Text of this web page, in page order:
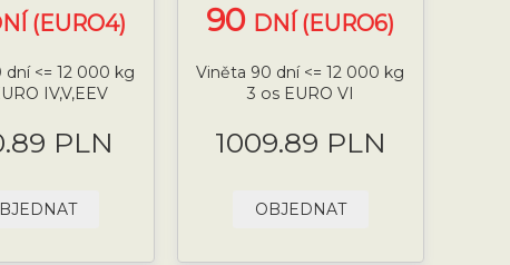
(EURO4)
<= 12 000 kg
IV,V,EEV
PLN
90 DNÍ (EURO6)
Viněta 90 dní <= 12 000 kg
3 os EURO VI
1009.89 PLN
OBJEDNAT